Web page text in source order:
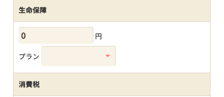
生命保障
円
プラン
消費税